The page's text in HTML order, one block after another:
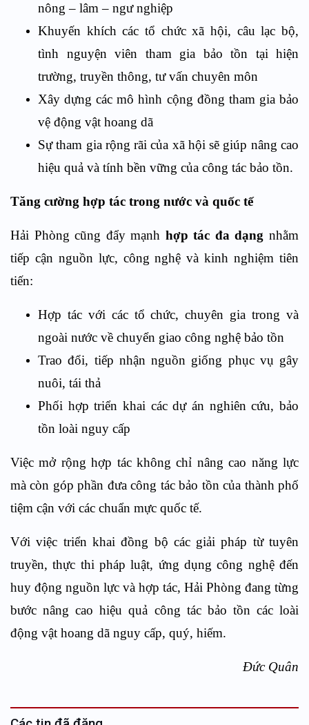
nông – lâm – ngư nghiệp
Khuyến khích các tổ chức xã hội, câu lạc bộ,
tình nguyện viên tham gia bảo tồn tại hiện
trường, truyền thông, tư vấn chuyên môn
Xây dựng các mô hình cộng đồng tham gia bảo
vệ động vật hoang dã
Sự tham gia rộng rãi của xã hội sẽ giúp nâng cao
hiệu quả và tính bền vững của công tác bảo tồn.
Tăng cường hợp tác trong nước và quốc tế
Hải Phòng cũng đẩy mạnh hợp tác đa dạng nhằm
tiếp cận nguồn lực, công nghệ và kinh nghiệm tiên
tiến:
Hợp tác với các tổ chức, chuyên gia trong và
ngoài nước về chuyển giao công nghệ bảo tồn
Trao đổi, tiếp nhận nguồn giống phục vụ gây
nuôi, tái thả
Phối hợp triển khai các dự án nghiên cứu, bảo
tồn loài nguy cấp
Việc mở rộng hợp tác không chỉ nâng cao năng lực
mà còn góp phần đưa công tác bảo tồn của thành phố
tiệm cận với các chuẩn mực quốc tế.
Với việc triển khai đồng bộ các giải pháp từ tuyên
truyền, thực thi pháp luật, ứng dụng công nghệ đến
huy động nguồn lực và hợp tác, Hải Phòng đang từng
bước nâng cao hiệu quả công tác bảo tồn các loài
động vật hoang dã nguy cấp, quý, hiếm.
Đức Quân